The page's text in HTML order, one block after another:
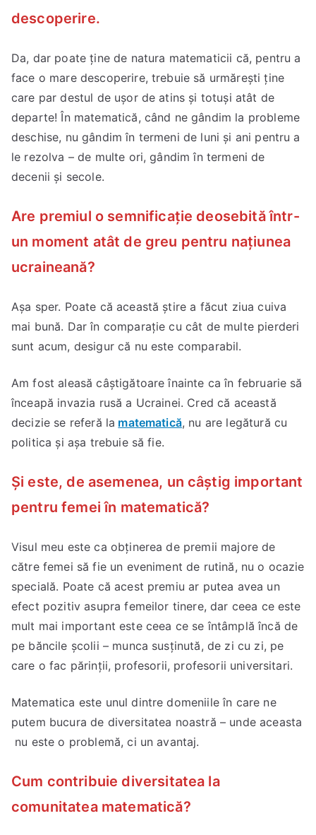
descoperire.
Da, dar poate ține de natura matematicii că, pentru a
face o mare descoperire, trebuie să urmărești ține
care par destul de ușor de atins și totuși atât de
departe! În matematică, când ne gândim la probleme
deschise, nu gândim în termeni de luni și ani pentru a
le rezolva – de multe ori, gândim în termeni de
decenii și secole.
Are premiul o semnificație deosebită într-
un moment atât de greu pentru națiunea
ucraineană?
Aşa sper. Poate că această știre a făcut ziua cuiva
mai bună. Dar în comparație cu cât de multe pierderi
sunt acum, desigur că nu este comparabil.
Am fost aleasă câștigătoare înainte ca în februarie să
înceapă invazia rusă a Ucrainei. Cred că această
decizie se referă la matematică, nu are legătură cu
politica și așa trebuie să fie.
Și este, de asemenea, un câștig important
pentru femei în matematică?
Visul meu este ca obținerea de premii majore de
către femei să fie un eveniment de rutină, nu o ocazie
specială. Poate că acest premiu ar putea avea un
efect pozitiv asupra femeilor tinere, dar ceea ce este
mult mai important este ceea ce se întâmplă încă de
pe băncile școlii – munca susținută, de zi cu zi, pe
care o fac părinții, profesorii, profesorii universitari.
Matematica este unul dintre domeniile în care ne
putem bucura de diversitatea noastră – unde aceasta
nu este o problemă, ci un avantaj.
Cum contribuie diversitatea la
comunitatea matematică?